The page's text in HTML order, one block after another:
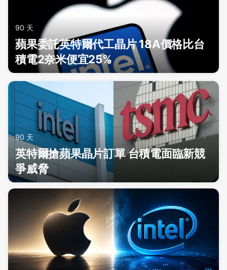
90 天
蘋果委託英特爾代工晶片 18A價格比台
積電2奈米便宜25%
90 天
英特爾搶蘋果晶片訂單 台積電面臨新競
爭威脅